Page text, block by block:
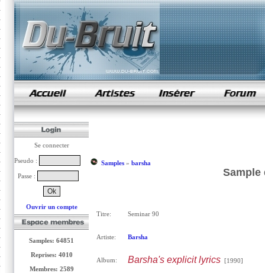
samples de rap
Se connecter
Pseudo :
Passe :
Ouvrir un compte
Samples: 64851
Reprises: 4010
Membres: 2589
Samples» barsha
Sample
Titre: Seminar 90
Artiste: Barsha
Album: Barsha's explicit lyrics[1990]